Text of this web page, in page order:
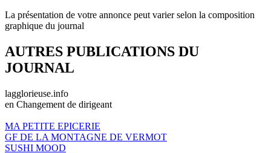
La présentation de votre annonce peut varier selon la composition
graphique du journal
AUTRES PUBLICATIONS DU
JOURNAL
lagglorieuse.info
en Changement de dirigeant
MA PETITE EPICERIE
GF DE LA MONTAGNE DE VERMOT
SUSHI MOOD